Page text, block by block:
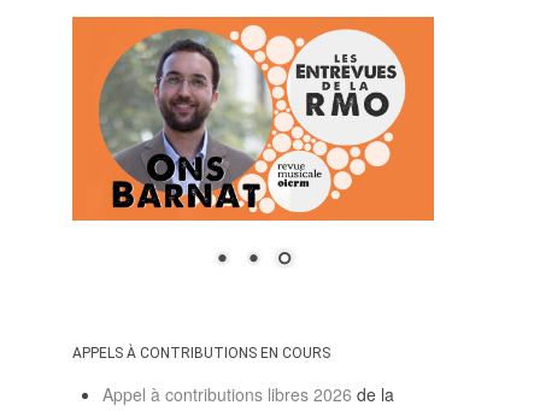
APPELS À CONTRIBUTIONS EN COURS
Appel à contributions libres 2026 de la